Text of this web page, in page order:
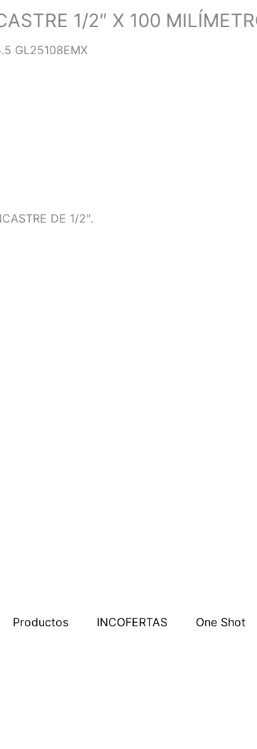
1/2″ X 100
GL25108EMX
DE 1/2″.
Productos INCOFERTAS One Shot